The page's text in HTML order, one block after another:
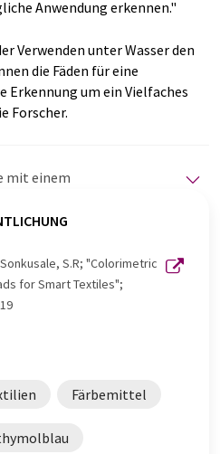
Anwendung erkennen."
Verwenden unter Wasser den
die Fäden für eine
um ein Vielfaches
Forscher.
mit einem
Übersetzungen
Da dieser Artikel mit
wurde, ist es
in der Syntax oder
S.R; "Colorimetric
for Smart Textiles";
Färbemittel